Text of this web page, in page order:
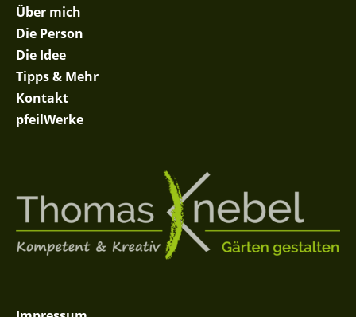
Über mich
Die Person
Die Idee
Tipps & Mehr
Kontakt
pfeilWerke